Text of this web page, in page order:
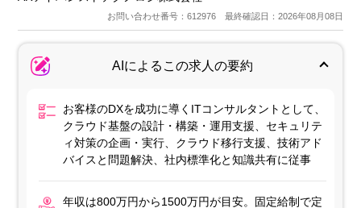
お問い合わせ番号：612976 最終確認日：2026年08月08日
AIによるこの求人の要約
お客様のDXを成功に導くITコンサルタントとして、
クラウド基盤の設計・構築・運用支援、セキュリテ
ィ対策の企画・実行、クラウド移行支援、技術アド
バイスと問題解決、社内標準化と知識共有に従事
年収は800万円から1500万円が目安。固定給制で定